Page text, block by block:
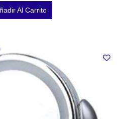
Al Carrito